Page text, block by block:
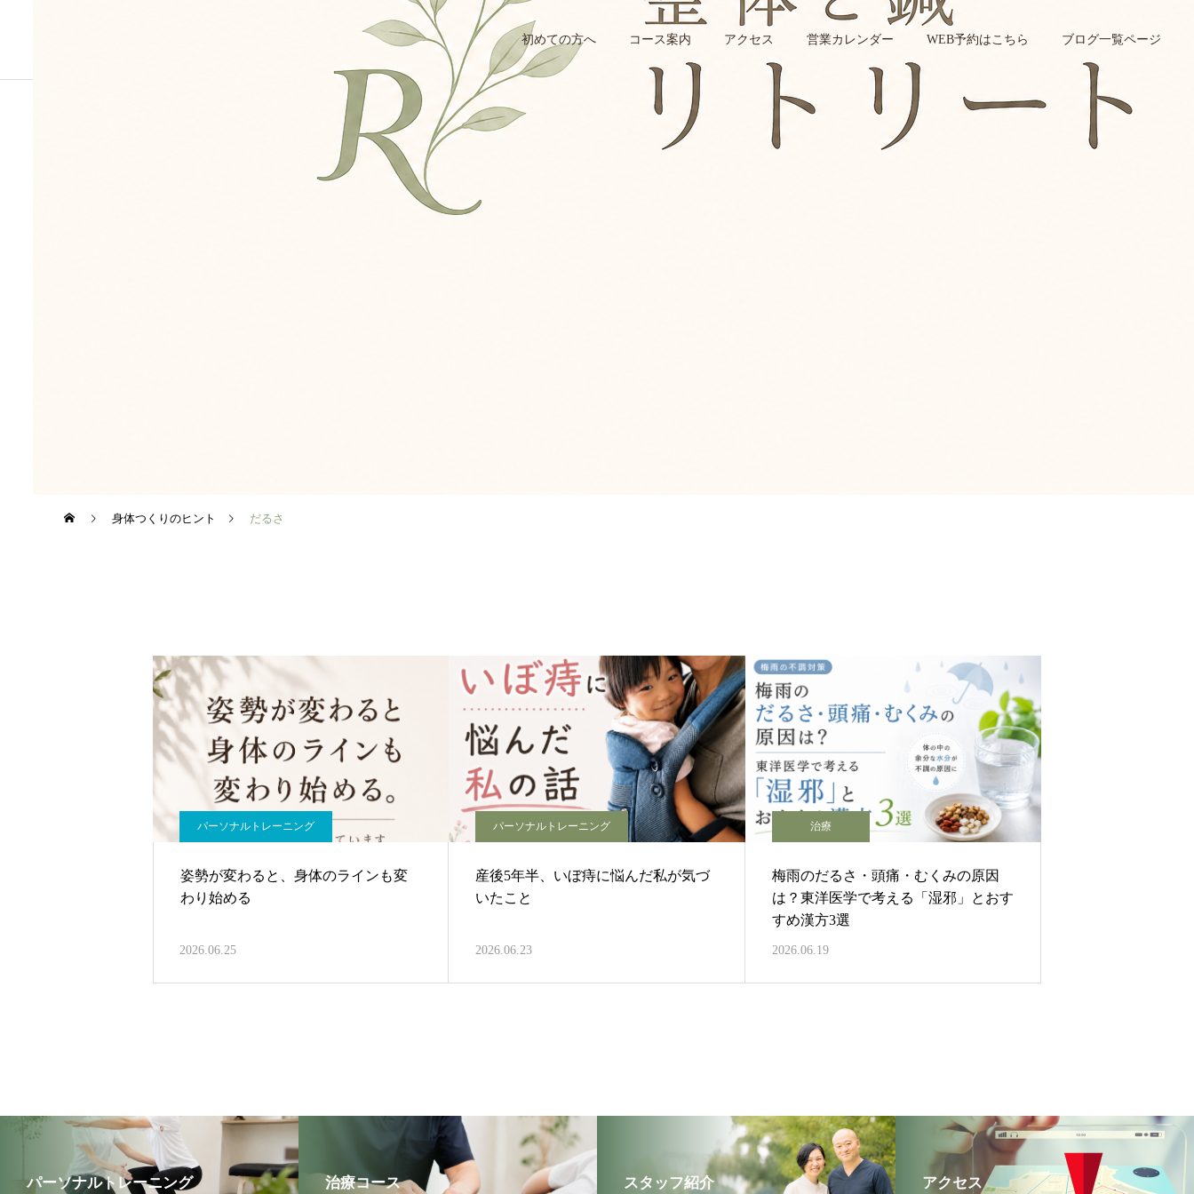
初めての方へ コース案内 アクセス 営業カレンダー WEB予約はこちら ブログ一覧ページ
身体つくりのヒント だるさ
パーソナルトレーニング
姿勢が変わると、身体のラインも変
わり始める
2026.06.25
パーソナルトレーニング
産後5年半、いぼ痔に悩んだ私が気づ
いたこと
2026.06.23
治療
梅雨のだるさ・頭痛・むくみの原因
は？東洋医学で考える「湿邪」とおす
すめ漢方3選
2026.06.19
パーソナルトレーニング 治療コース スタッフ紹介 アクセス